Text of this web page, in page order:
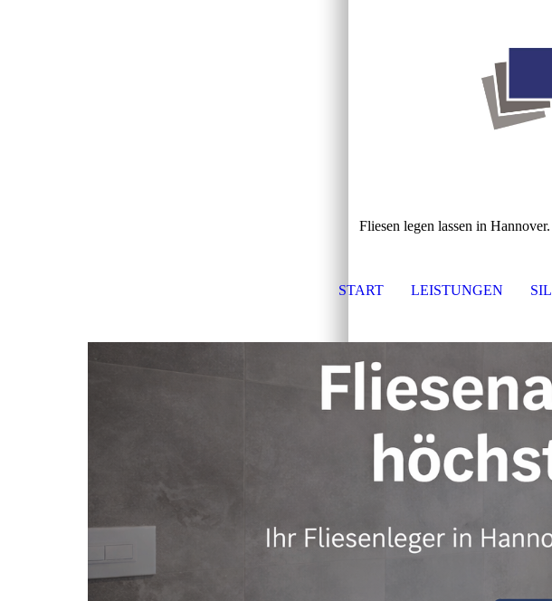
Fliesen legen lassen in Hannover.
START LEISTUNGEN